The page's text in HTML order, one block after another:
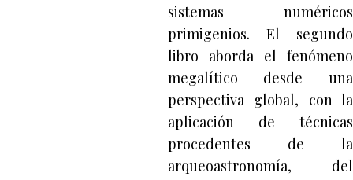
sistemas numéricos
primigenios. El segundo
libro aborda el fenómeno
megalítico desde una
perspectiva global, con la
aplicación de técnicas
procedentes de la
arqueoastronomía, del